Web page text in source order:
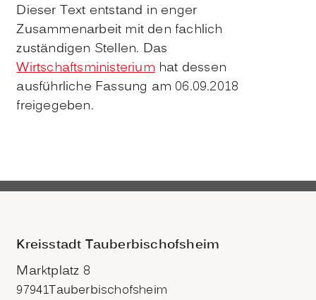
Dieser Text entstand in enger
Zusammenarbeit mit den fachlich
zuständigen Stellen. Das
Wirtschaftsministeriumhat dessen
ausführliche Fassung am 06.09.2018
freigegeben.
Kreisstadt Tauberbischofsheim
Marktplatz 8
97941Tauberbischofsheim